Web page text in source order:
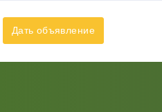
Дать объявление